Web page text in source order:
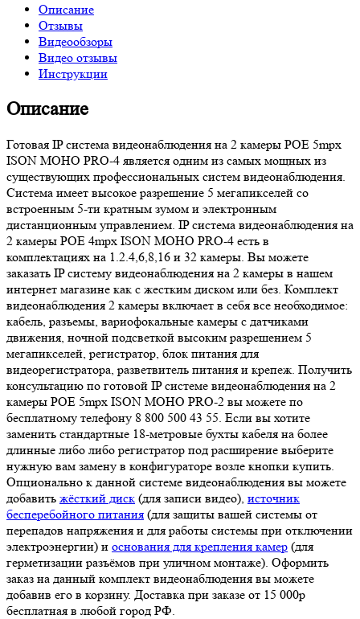
Описание
Отзывы
Видеообзоры
Видео отзывы
Инструкции
Описание
Готовая IP система видеонаблюдения на 2 камеры POE 5mpx
ISON MOHO PRO-4 является одним из самых мощных из
существующих профессиональных систем видеонаблюдения.
Система имеет высокое разрешение 5 мегапикселей со
встроенным 5-ти кратным зумом и электронным
дистанционным управлением. IP система видеонаблюдения на
2 камеры POE 4mpx ISON MOHO PRO-4 есть в
комплектациях на 1.2.4,6,8,16 и 32 камеры. Вы можете
заказать IP систему видеонаблюдения на 2 камеры в нашем
интернет магазине как с жестким диском или без. Комплект
видеонаблюдения 2 камеры включает в себя все необходимое:
кабель, разъемы, вариофокальные камеры с датчиками
движения, ночной подсветкой высоким разрешением 5
мегапикселей, регистратор, блок питания для
видеорегистратора, разветвитель питания и крепеж. Получить
консультацию по готовой IP системе видеонаблюдения на 2
камеры POE 5mpx ISON MOHO PRO-2 вы можете по
бесплатному телефону 8 800 500 43 55. Если вы хотите
заменить стандартные 18-метровые бухты кабеля на более
длинные либо либо регистратор под расширение выберите
нужную вам замену в конфигураторе возле кнопки купить.
Опционально к данной системе видеонаблюдения вы можете
добавить жёсткий диск (для записи видео), источник
бесперебойного питания (для защиты вашей системы от
перепадов напряжения и для работы системы при отключении
электроэнергии) и основания для крепления камер (для
герметизации разъёмов при уличном монтаже). Оформить
заказ на данный комплект видеонаблюдения вы можете
добавив его в корзину. Доставка при заказе от 15 000р
бесплатная в любой город РФ.